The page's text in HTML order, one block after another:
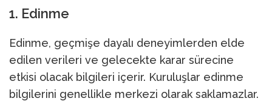
1. Edinme
Edinme, geçmişe dayalı deneyimlerden elde
edilen verileri ve gelecekte karar sürecine
etkisi olacak bilgileri içerir. Kuruluşlar edinme
bilgilerini genellikle merkezi olarak saklamazlar.